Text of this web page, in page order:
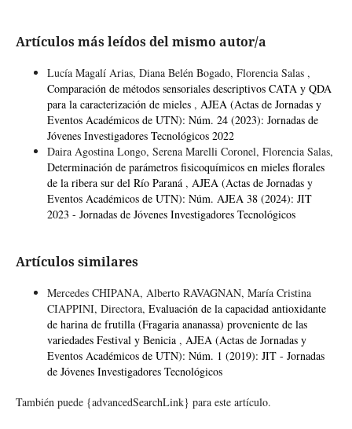
Artículos más leídos del mismo autor/a
Lucía Magalí Arias, Diana Belén Bogado, Florencia Salas ,
Comparación de métodos sensoriales descriptivos CATA y QDA
para la caracterización de mieles , AJEA (Actas de Jornadas y
Eventos Académicos de UTN): Núm. 24 (2023): Jornadas de
Jóvenes Investigadores Tecnológicos 2022
Daira Agostina Longo, Serena Marelli Coronel, Florencia Salas,
Determinación de parámetros fisicoquímicos en mieles florales
de la ribera sur del Río Paraná , AJEA (Actas de Jornadas y
Eventos Académicos de UTN): Núm. AJEA 38 (2024): JIT
2023 - Jornadas de Jóvenes Investigadores Tecnológicos
Artículos similares
Mercedes CHIPANA, Alberto RAVAGNAN, María Cristina
CIAPPINI, Directora, Evaluación de la capacidad antioxidante
de harina de frutilla (Fragaria ananassa) proveniente de las
variedades Festival y Benicia , AJEA (Actas de Jornadas y
Eventos Académicos de UTN): Núm. 1 (2019): JIT - Jornadas
de Jóvenes Investigadores Tecnológicos
También puede {advancedSearchLink} para este artículo.